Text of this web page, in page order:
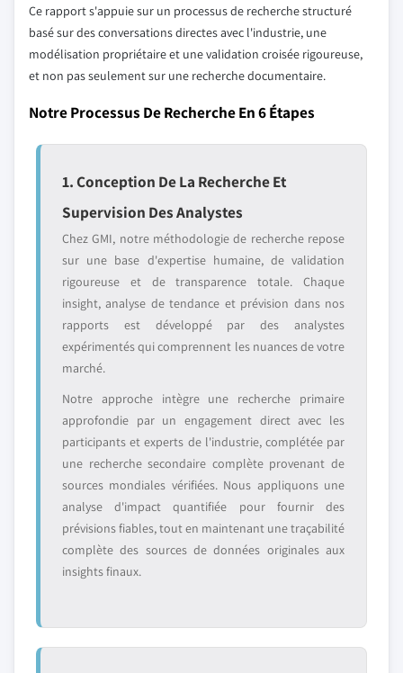
Ce rapport s'appuie sur un processus de recherche structuré
basé sur des conversations directes avec l'industrie, une
modélisation propriétaire et une validation croisée rigoureuse,
et non pas seulement sur une recherche documentaire.
Notre Processus De Recherche En 6 Étapes
1. Conception De La Recherche Et
Supervision Des Analystes
Chez GMI, notre méthodologie de recherche repose
sur une base d'expertise humaine, de validation
rigoureuse et de transparence totale. Chaque
insight, analyse de tendance et prévision dans nos
rapports est développé par des analystes
expérimentés qui comprennent les nuances de votre
marché.
Notre approche intègre une recherche primaire
approfondie par un engagement direct avec les
participants et experts de l'industrie, complétée par
une recherche secondaire complète provenant de
sources mondiales vérifiées. Nous appliquons une
analyse d'impact quantifiée pour fournir des
prévisions fiables, tout en maintenant une traçabilité
complète des sources de données originales aux
insights finaux.